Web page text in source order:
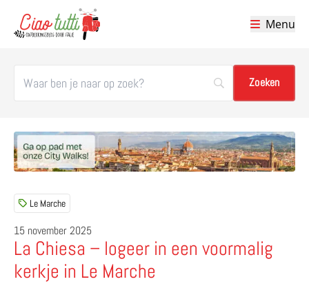
Menu
Le Marche
15 november 2025
La Chiesa – logeer in een voormalig
kerkje in Le Marche